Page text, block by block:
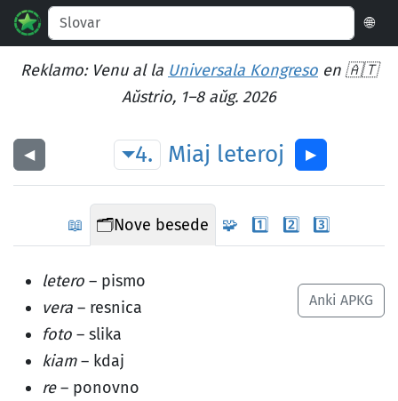
🌐
Reklamo: Venu al la Universala Kongreso en 🇦🇹
Aŭstrio, 1–8 aŭg. 2026
◀︎ 4. Miaj leteroj ▶︎
📖 🗂️Nove besede 🧩 1️⃣ 2️⃣ 3️⃣
Anki APKG
letero – pismo
vera – resnica
foto – slika
kiam– kdaj
re– ponovno